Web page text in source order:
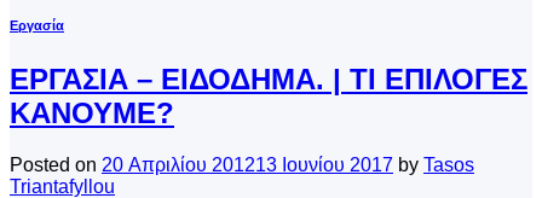
Εργασία
ΕΡΓΑΣΙΑ – ΕΙΔΟΔΗΜΑ. | ΤΙ ΕΠΙΛΟΓΕΣ
ΚΑΝΟΥΜΕ?
Posted on 20 Απριλίου 201213 Ιουνίου 2017 by Tasos
Triantafyllou